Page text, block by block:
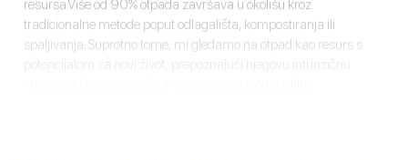
resursa.Više od 90% otpada završava u okolišu kroz
tradicionalne metode poput odlagališta, kompostiranja ili
spaljivanja. Suprotno tome, mi gledamo na otpad kao resurs s